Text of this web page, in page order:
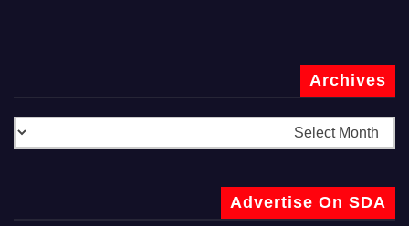
Archives
Advertise On SDA